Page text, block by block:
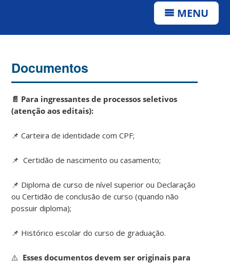
MENU
Documentos
📄 Para ingressantes de processos seletivos
(atenção aos editais):
📌 Carteira de identidade com CPF;
📌 Certidão de nascimento ou casamento;
📌 Diploma de curso de nível superior ou Declaração
ou Certidão de conclusão de curso (quando não
possuir diploma);
📌 Histórico escolar do curso de graduação.
⚠️ Esses documentos devem ser originais para